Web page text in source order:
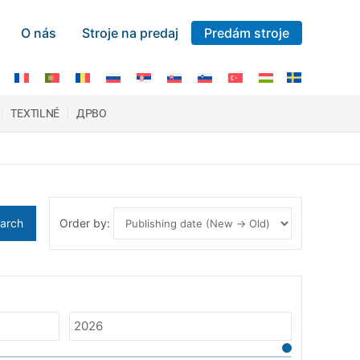
O nás Stroje na predaj Predám stroje
TEXTILNÉ ДРВО
Order by: